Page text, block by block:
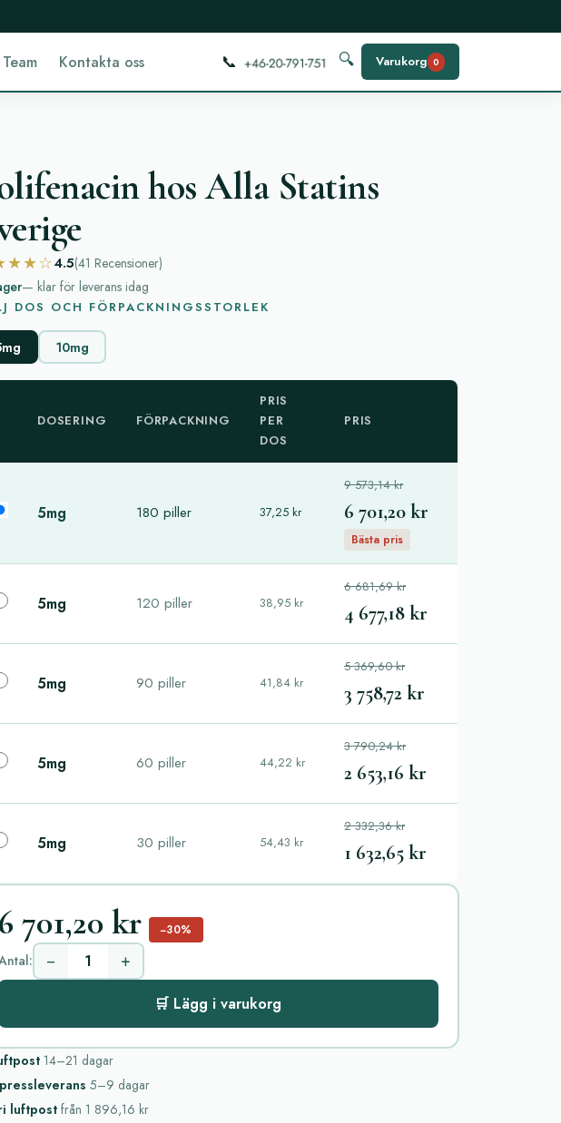
Kontakta oss 📞 🔍 Varukorg 0
hos Alla Statins
4.5(41 Recensioner)
— klar för leverans idag
DOS OCH FÖRPACKNINGSSTORLEK
10mg
DOSERING FÖRPACKNING
PRIS
PER
DOS
PRIS
5mg 180 piller 37,25 kr
9 573,14 kr
6 701,20 kr
Bästa pris
5mg 120 piller 38,95 kr
6 681,69 kr
4 677,18 kr
5mg 90 piller 41,84 kr
5 369,60 kr
3 758,72 kr
5mg 60 piller 44,22 kr
3 790,24 kr
2 653,16 kr
5mg 30 piller 54,43 kr
2 332,36 kr
1 632,65 kr
6 701,20 kr −30%
− +
🛒 Lägg i varukorg
14–21 dagar
5–9 dagar
luftpostfrån 1 896,16 kr